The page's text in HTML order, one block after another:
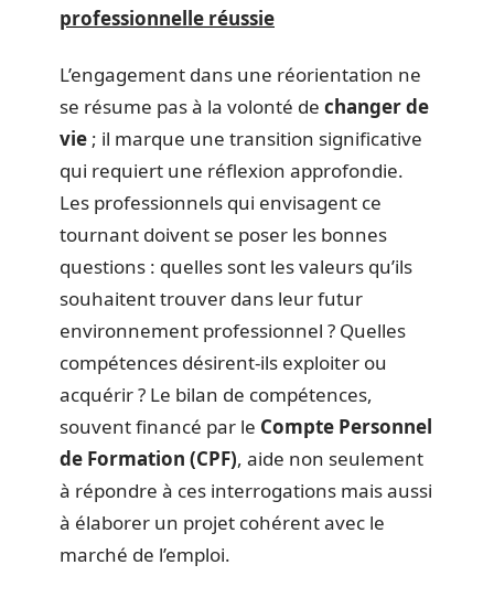
professionnelle réussie
L’engagement dans une réorientation ne
se résume pas à la volonté de changer de
vie ; il marque une transition significative
qui requiert une réflexion approfondie.
Les professionnels qui envisagent ce
tournant doivent se poser les bonnes
questions : quelles sont les valeurs qu’ils
souhaitent trouver dans leur futur
environnement professionnel ? Quelles
compétences désirent-ils exploiter ou
acquérir ? Le bilan de compétences,
souvent financé par le Compte Personnel
de Formation (CPF), aide non seulement
à répondre à ces interrogations mais aussi
à élaborer un projet cohérent avec le
marché de l’emploi.